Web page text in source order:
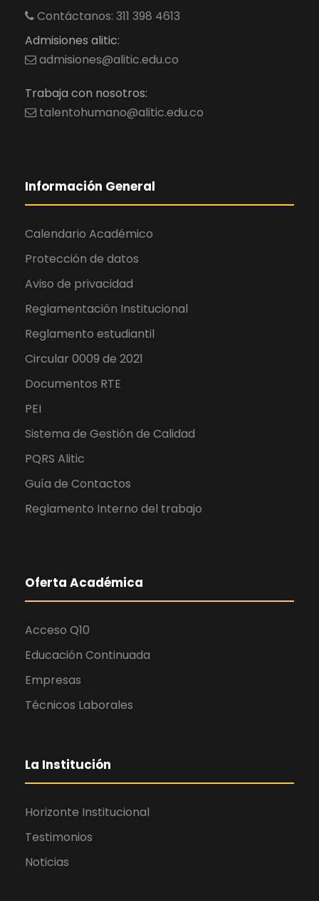
Contáctanos: 311 398 4613
Admisiones alitic:
admisiones@alitic.edu.co
Trabaja con nosotros:
talentohumano@alitic.edu.co
Información General
Calendario Académico
Protección de datos
Aviso de privacidad
Reglamentación Institucional
Reglamento estudiantil
Circular 0009 de 2021
Documentos RTE
PEI
Sistema de Gestión de Calidad
PQRS Alitic
Guía de Contactos
Reglamento Interno del trabajo
Oferta Académica
Acceso Q10
Educación Continuada
Empresas
Técnicos Laborales
La Institución
Horizonte Institucional
Testimonios
Noticias